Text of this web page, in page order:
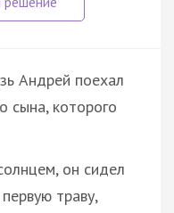
Андрей поехал
сына, которого
он сидел
траву,